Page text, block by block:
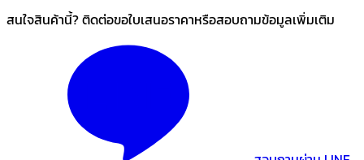
สนใจสินค้านี้? ติดต่อขอใบเสนอราคาหรือสอบถามข้อมูลเพิ่มเติม